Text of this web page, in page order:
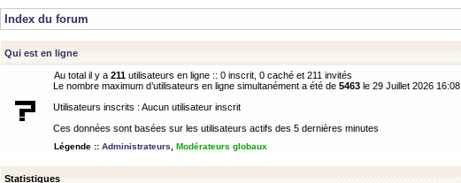
Index du forum
Qui est en ligne
Au total il y a 211 utilisateurs en ligne :: 0 inscrit, 0 caché et 211 invités
Le nombre maximum d’utilisateurs en ligne simultanément a été de 5463 le 29 Juillet 2026 16:08
Utilisateurs inscrits : Aucun utilisateur inscrit
Ces données sont basées sur les utilisateurs actifs des 5 dernières minutes
Légende :: Administrateurs Modérateurs globaux
Statistiques